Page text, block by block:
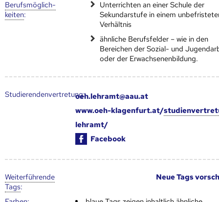
Berufs­möglich­
keiten:
Unterrichten an einer Schule der
Sekundarstufe in einem
Verhältnis
ähnliche Berufsfelder – wie in den
Bereichen der Sozial- und
oder der Erwachsenenbildung.
Studierendenvertretung:oeh.lehramt@aau.at
www.oeh-klagenfurt.at/
lehramt/
Facebook
Weiter­führende
Tags:
Neue Tags